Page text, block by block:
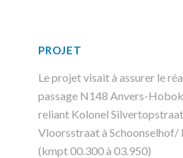
PROJET
Le projet visait à assurer le
passage N148 Anvers-
reliant Kolonel
Vloorsstraat à Schoonselhof/
(kmpt 00.300 à 03.950)